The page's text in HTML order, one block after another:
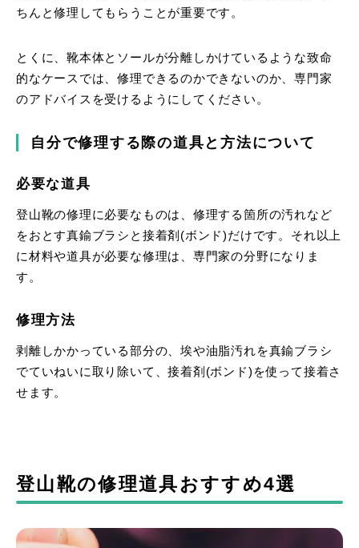
ちんと修理してもらうことが重要です。
とくに、靴本体とソールが分離しかけているような致命
的なケースでは、修理できるのかできないのか、専門家
のアドバイスを受けるようにしてください。
自分で修理する際の道具と方法について
必要な道具
登山靴の修理に必要なものは、修理する箇所の汚れなど
をおとす真鍮ブラシと接着剤(ボンド)だけです。それ以上
に材料や道具が必要な修理は、専門家の分野になりま
す。
修理方法
剥離しかかっている部分の、埃や油脂汚れを真鍮ブラシ
でていねいに取り除いて、接着剤(ボンド)を使って接着さ
せます。
登山靴の修理道具おすすめ4選